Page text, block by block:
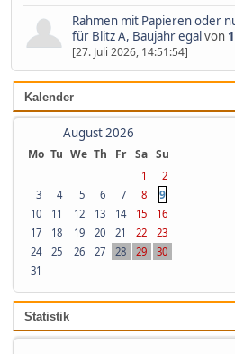
Rahmen mit Papieren oder
für Blitz A, Baujahr egalvon
[27. Juli 2026, 14:51:54]
Kalender
August 2026
Mo Tu We Th Fr Sa Su
1
2
3
4 5 6 7 8 9
10 11 12 13 14 15
16
17
18 19 20 21 22
23
24
25 26 27 28 29
30
31
Statistik